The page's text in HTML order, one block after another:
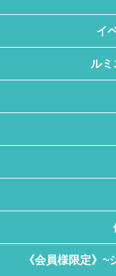
イ
ル
《会員様限定》